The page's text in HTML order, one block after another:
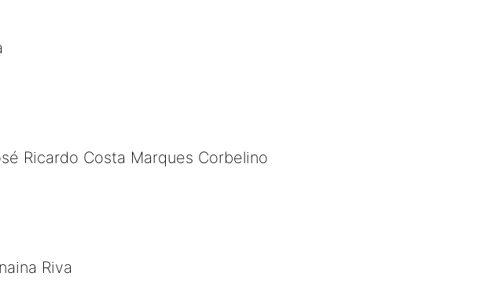
Ricardo Costa Marques Corbelino
Riva